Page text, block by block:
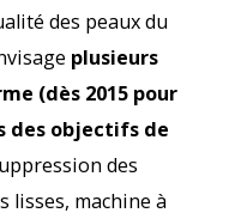
des peaux du
plusieurs
(dès 2015 pour
des objectifs de
des
lisses, machine à